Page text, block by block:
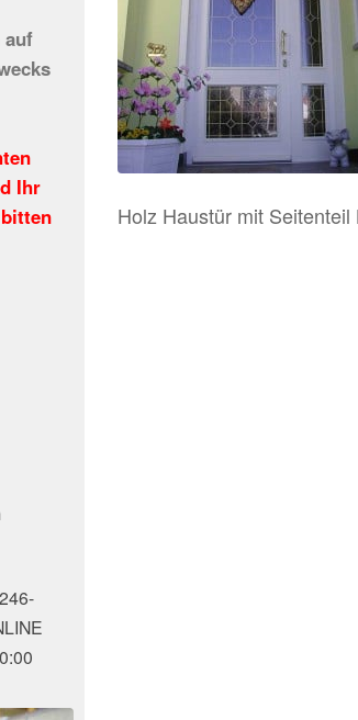
Holz Haustür mit
auf
Ihr